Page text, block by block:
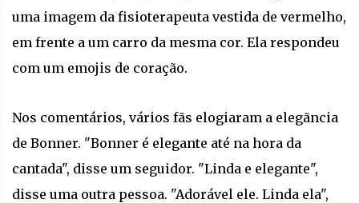
uma imagem da fisioterapeuta vestida de vermelho,
em frente a um carro da mesma cor. Ela respondeu
com um emojis de coração.
Nos comentários, vários fãs elogiaram a elegãncia
de Bonner. "Bonner é elegante até na hora da
cantada", disse um seguidor. "Linda e elegante",
disse uma outra pessoa. "Adorável ele. Linda ela",